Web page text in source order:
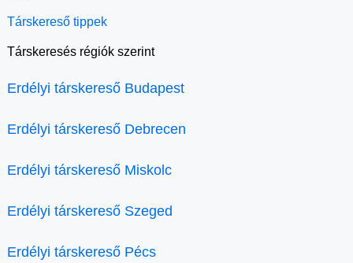
Társkereső tippek
Társkeresés régiók szerint
Erdélyi társkereső Budapest
Erdélyi társkereső Debrecen
Erdélyi társkereső Miskolc
Erdélyi társkereső Szeged
Erdélyi társkereső Pécs